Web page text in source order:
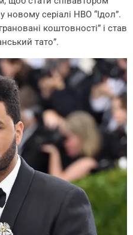
серіалі HBO “Ідол”.
коштовності” і став
тато”.